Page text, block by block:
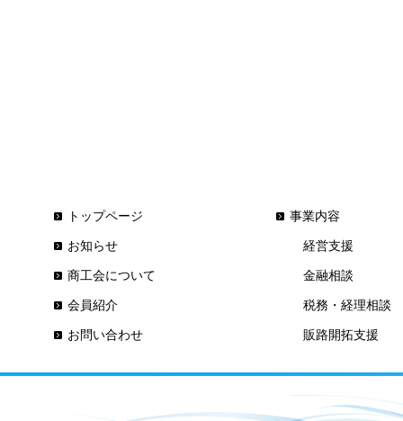
トップページ
お知らせ
商工会について
会員紹介
お問い合わせ
事業内容
経営支援
金融相談
税務・経理相談
販路開拓支援